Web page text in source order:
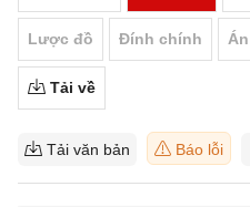
Lược đồ Đính chính
Tải về
Tải văn bản Báo lỗi